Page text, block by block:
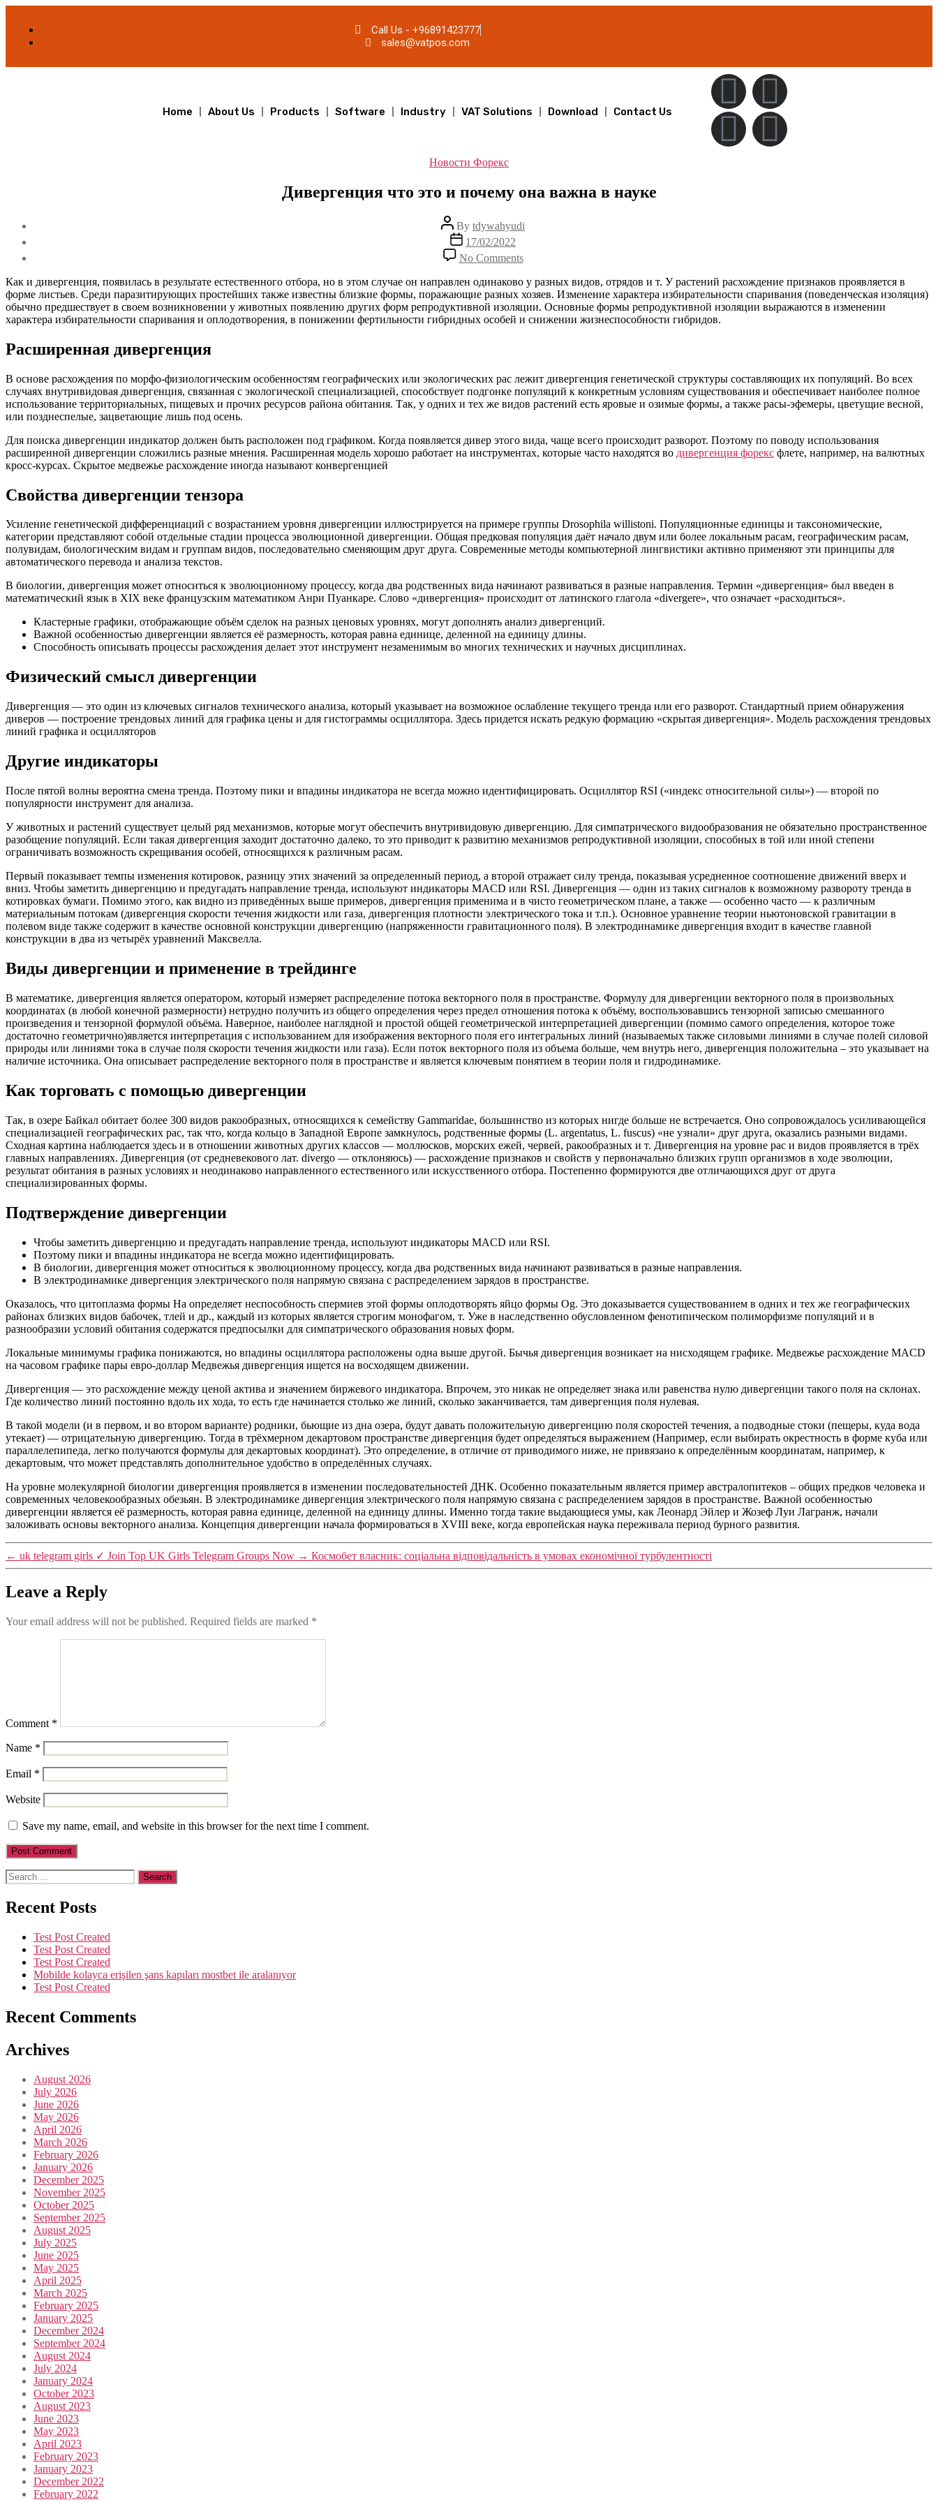
Call Us - +96891423777
sales@vatpos.com
Home About Us Products Software Industry VAT Solutions Download Contact Us
Новости Форекс
Дивергенция что это и почему она важна в науке
By tdywahyudi
17/02/2022
No Comments
Как и дивергенция, появилась в результате естественного отбора, но в этом случае он направлен одинаково у разных видов, отрядов и т. У растений расхождение признаков проявляется в
форме листьев. Среди паразитирующих простейших также известны близкие формы, поражающие разных хозяев. Изменение характера избирательности спаривания (поведенческая изоляция)
обычно предшествует в своем возникновении у животных появлению других форм репродуктивной изоляции. Основные формы репродуктивной изоляции выражаются в изменении
характера избирательности спаривания и оплодотворения, в понижении фертильности гибридных особей и снижении жизнеспособности гибридов.
Расширенная дивергенция
В основе расхождения по морфо-физиологическим особенностям географических или экологических рас лежит дивергенция генетической структуры составляющих их популяций. Во всех
случаях внутривидовая дивергенция, связанная с экологической специализацией, способствует подгонке популяций к конкретным условиям существования и обеспечивает наиболее полное
использование территориальных, пищевых и прочих ресурсов района обитания. Так, у одних и тех же видов растений есть яровые и озимые формы, а также расы-эфемеры, цветущие весной,
или позднеспелые, зацветающие лишь под осень.
Для поиска дивергенции индикатор должен быть расположен под графиком. Когда появляется дивер этого вида, чаще всего происходит разворот. Поэтому по поводу использования
расширенной дивергенции сложились разные мнения. Расширенная модель хорошо работает на инструментах, которые часто находятся во дивергенция форекс флете, например, на валютных
кросс-курсах. Скрытое медвежье расхождение иногда называют конвергенцией
Свойства дивергенции тензора
Усиление генетической дифференциаций с возрастанием уровня дивергенции иллюстрируется на примере группы Drosophila willistoni. Популяционные единицы и таксономические,
категории представляют собой отдельные стадии процесса эволюционной дивергенции. Общая предковая популяция даёт начало двум или более локальным расам, географическим расам,
полувидам, биологическим видам и группам видов, последовательно сменяющим друг друга. Современные методы компьютерной лингвистики активно применяют эти принципы для
автоматического перевода и анализа текстов.
В биологии, дивергенция может относиться к эволюционному процессу, когда два родственных вида начинают развиваться в разные направления. Термин «дивергенция» был введен в
математический язык в XIX веке французским математиком Анри Пуанкаре. Слово «дивергенция» происходит от латинского глагола «divergere», что означает «расходиться».
Кластерные графики, отображающие объём сделок на разных ценовых уровнях, могут дополнять анализ дивергенций.
Важной особенностью дивергенции является её размерность, которая равна единице, деленной на единицу длины.
Способность описывать процессы расхождения делает этот инструмент незаменимым во многих технических и научных дисциплинах.
Физический смысл дивергенции
Дивергенция — это один из ключевых сигналов технического анализа, который указывает на возможное ослабление текущего тренда или его разворот. Стандартный прием обнаружения
диверов — построение трендовых линий для графика цены и для гистограммы осциллятора. Здесь придется искать редкую формацию «скрытая дивергенция». Модель расхождения трендовых
линий графика и осцилляторов
Другие индикаторы
После пятой волны вероятна смена тренда. Поэтому пики и впадины индикатора не всегда можно идентифицировать. Осциллятор RSI («индекс относительной силы») — второй по
популярности инструмент для анализа.
У животных и растений существует целый ряд механизмов, которые могут обеспечить внутривидовую дивергенцию. Для симпатрического видообразования не обязательно пространственное
разобщение популяций. Если такая дивергенция заходит достаточно далеко, то это приводит к развитию механизмов репродуктивной изоляции, способных в той или иной степени
ограничивать возможность скрещивания особей, относящихся к различным расам.
Первый показывает темпы изменения котировок, разницу этих значений за определенный период, а второй отражает силу тренда, показывая усредненное соотношение движений вверх и
вниз. Чтобы заметить дивергенцию и предугадать направление тренда, используют индикаторы MACD или RSI. Дивергенция — один из таких сигналов к возможному развороту тренда в
котировках бумаги. Помимо этого, как видно из приведённых выше примеров, дивергенция применима и в чисто геометрическом плане, а также — особенно часто — к различным
материальным потокам (дивергенция скорости течения жидкости или газа, дивергенция плотности электрического тока и т.п.). Основное уравнение теории ньютоновской гравитации в
полевом виде также содержит в качестве основной конструкции дивергенцию (напряженности гравитационного поля). В электродинамике дивергенция входит в качестве главной
конструкции в два из четырёх уравнений Максвелла.
Виды дивергенции и применение в трейдинге
В математике, дивергенция является оператором, который измеряет распределение потока векторного поля в пространстве. Формулу для дивергенции векторного поля в произвольных
координатах (в любой конечной размерности) нетрудно получить из общего определения через предел отношения потока к объёму, воспользовавшись тензорной записью смешанного
произведения и тензорной формулой объёма. Наверное, наиболее наглядной и простой общей геометрической интерпретацией дивергенции (помимо самого определения, которое тоже
достаточно геометрично)является интерпретация с использованием для изображения векторного поля его интегральных линий (называемых также силовыми линиями в случае полей силовой
природы или линиями тока в случае поля скорости течения жидкости или газа). Если поток векторного поля из объема больше, чем внутрь него, дивергенция положительна – это указывает на
наличие источника. Она описывает распределение векторного поля в пространстве и является ключевым понятием в теории поля и гидродинамике.
Как торговать с помощью дивергенции
Так, в озере Байкал обитает более 300 видов ракообразных, относящихся к семейству Gammaridae, большинство из которых нигде больше не встречается. Оно сопровождалось усиливающейся
специализацией географических рас, так что, когда кольцо в Западной Европе замкнулось, родственные формы (L. argentatus, L. fuscus) «не узнали» друг друга, оказались разными видами.
Сходная картина наблюдается здесь и в отношении животных других классов — моллюсков, морских ежей, червей, ракообразных и т. Дивергенция на уровне рас и видов проявляется в трёх
главных направлениях. Дивергенция (от средневекового лат. divergo — отклоняюсь) — расхождение признаков и свойств у первоначально близких групп организмов в ходе эволюции,
результат обитания в разных условиях и неодинаково направленного естественного или искусственного отбора. Постепенно формируются две отличающихся друг от друга
специализированных формы.
Подтверждение дивергенции
Чтобы заметить дивергенцию и предугадать направление тренда, используют индикаторы MACD или RSI.
Поэтому пики и впадины индикатора не всегда можно идентифицировать.
В биологии, дивергенция может относиться к эволюционному процессу, когда два родственных вида начинают развиваться в разные направления.
В электродинамике дивергенция электрического поля напрямую связана с распределением зарядов в пространстве.
Оказалось, что цитоплазма формы На определяет неспособность спермиев этой формы оплодотворять яйцо формы Og. Это доказывается существованием в одних и тех же географических
районах близких видов бабочек, тлей и др., каждый из которых является строгим монофагом, т. Уже в наследственно обусловленном фенотипическом полиморфизме популяций и в
разнообразии условий обитания содержатся предпосылки для симпатрического образования новых форм.
Локальные минимумы графика понижаются, но впадины осциллятора расположены одна выше другой. Бычья дивергенция возникает на нисходящем графике. Медвежье расхождение MACD
на часовом графике пары евро-доллар Медвежья дивергенция ищется на восходящем движении.
Дивергенция — это расхождение между ценой актива и значением биржевого индикатора. Впрочем, это никак не определяет знака или равенства нулю дивергенции такого поля на склонах.
Где количество линий постоянно вдоль их хода, то есть где начинается столько же линий, сколько заканчивается, там дивергенция поля нулевая.
В такой модели (и в первом, и во втором варианте) родники, бьющие из дна озера, будут давать положительную дивергенцию поля скоростей течения, а подводные стоки (пещеры, куда вода
утекает) — отрицательную дивергенцию. Тогда в трёхмерном декартовом пространстве дивергенция будет определяться выражением (Например, если выбирать окрестность в форме куба или
параллелепипеда, легко получаются формулы для декартовых координат). Это определение, в отличие от приводимого ниже, не привязано к определённым координатам, например, к
декартовым, что может представлять дополнительное удобство в определённых случаях.
На уровне молекулярной биологии дивергенция проявляется в изменении последовательностей ДНК. Особенно показательным является пример австралопитеков – общих предков человека и
современных человекообразных обезьян. В электродинамике дивергенция электрического поля напрямую связана с распределением зарядов в пространстве. Важной особенностью
дивергенции является её размерность, которая равна единице, деленной на единицу длины. Именно тогда такие выдающиеся умы, как Леонард Эйлер и Жозеф Луи Лагранж, начали
заложивать основы векторного анализа. Концепция дивергенции начала формироваться в XVIII веке, когда европейская наука переживала период бурного развития.
← uk telegram girls ✓ Join Top UK Girls Telegram Groups Now → Космобет власник: соціальна відповідальність в умовах економічної турбулентності
Leave a Reply
Your email address will not be published. Required fields are marked *
Comment *
Name *
Email *
Website
Save my name, email, and website in this browser for the next time I comment.
Recent Posts
Test Post Created
Test Post Created
Test Post Created
Mobilde kolayca erişilen şans kapıları mostbet ile aralanıyor
Test Post Created
Recent Comments
Archives
August 2026
July 2026
June 2026
May 2026
April 2026
March 2026
February 2026
January 2026
December 2025
November 2025
October 2025
September 2025
August 2025
July 2025
June 2025
May 2025
April 2025
March 2025
February 2025
January 2025
December 2024
September 2024
August 2024
July 2024
January 2024
October 2023
August 2023
June 2023
May 2023
April 2023
February 2023
January 2023
December 2022
February 2022